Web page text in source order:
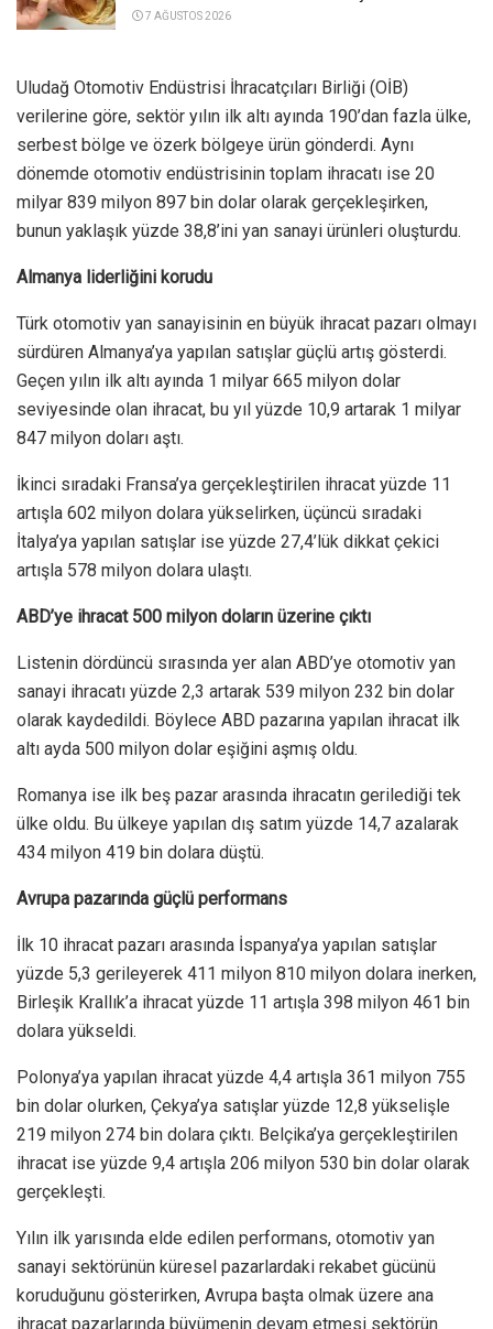
7 AĞUSTOS 2026
Uludağ Otomotiv Endüstrisi İhracatçıları Birliği (OİB)
verilerine göre, sektör yılın ilk altı ayında 190’dan fazla ülke,
serbest bölge ve özerk bölgeye ürün gönderdi. Aynı
dönemde otomotiv endüstrisinin toplam ihracatı ise 20
milyar 839 milyon 897 bin dolar olarak gerçekleşirken,
bunun yaklaşık yüzde 38,8’ini yan sanayi ürünleri oluşturdu.
Almanya liderliğini korudu
Türk otomotiv yan sanayisinin en büyük ihracat pazarı olmayı
sürdüren Almanya’ya yapılan satışlar güçlü artış gösterdi.
Geçen yılın ilk altı ayında 1 milyar 665 milyon dolar
seviyesinde olan ihracat, bu yıl yüzde 10,9 artarak 1 milyar
847 milyon doları aştı.
İkinci sıradaki Fransa’ya gerçekleştirilen ihracat yüzde 11
artışla 602 milyon dolara yükselirken, üçüncü sıradaki
İtalya’ya yapılan satışlar ise yüzde 27,4’lük dikkat çekici
artışla 578 milyon dolara ulaştı.
ABD’ye ihracat 500 milyon doların üzerine çıktı
Listenin dördüncü sırasında yer alan ABD’ye otomotiv yan
sanayi ihracatı yüzde 2,3 artarak 539 milyon 232 bin dolar
olarak kaydedildi. Böylece ABD pazarına yapılan ihracat ilk
altı ayda 500 milyon dolar eşiğini aşmış oldu.
Romanya ise ilk beş pazar arasında ihracatın gerilediği tek
ülke oldu. Bu ülkeye yapılan dış satım yüzde 14,7 azalarak
434 milyon 419 bin dolara düştü.
Avrupa pazarında güçlü performans
İlk 10 ihracat pazarı arasında İspanya’ya yapılan satışlar
yüzde 5,3 gerileyerek 411 milyon 810 milyon dolara inerken,
Birleşik Krallık’a ihracat yüzde 11 artışla 398 milyon 461 bin
dolara yükseldi.
Polonya’ya yapılan ihracat yüzde 4,4 artışla 361 milyon 755
bin dolar olurken, Çekya’ya satışlar yüzde 12,8 yükselişle
219 milyon 274 bin dolara çıktı. Belçika’ya gerçekleştirilen
ihracat ise yüzde 9,4 artışla 206 milyon 530 bin dolar olarak
gerçekleşti.
Yılın ilk yarısında elde edilen performans, otomotiv yan
sanayi sektörünün küresel pazarlardaki rekabet gücünü
koruduğunu gösterirken, Avrupa başta olmak üzere ana
ihracat pazarlarında büyümenin devam etmesi sektörün